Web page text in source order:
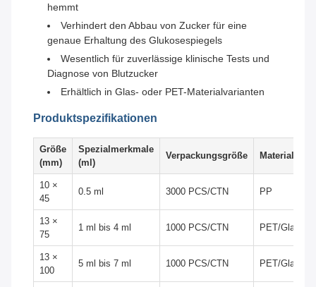
hemmt
Verhindert den Abbau von Zucker für eine
genaue Erhaltung des Glukosespiegels
Wesentlich für zuverlässige klinische Tests und
Diagnose von Blutzucker
Erhältlich in Glas- oder PET-Materialvarianten
Produktspezifikationen
Größe
(mm)
Spezialmerkmale
(ml)
Verpackungsgröße Material
10 ×
45
0.5 ml 3000 PCS/CTN PP
13 ×
75
1 ml bis 4 ml 1000 PCS/CTN PET/Glas
13 ×
100
5 ml bis 7 ml 1000 PCS/CTN PET/Glas